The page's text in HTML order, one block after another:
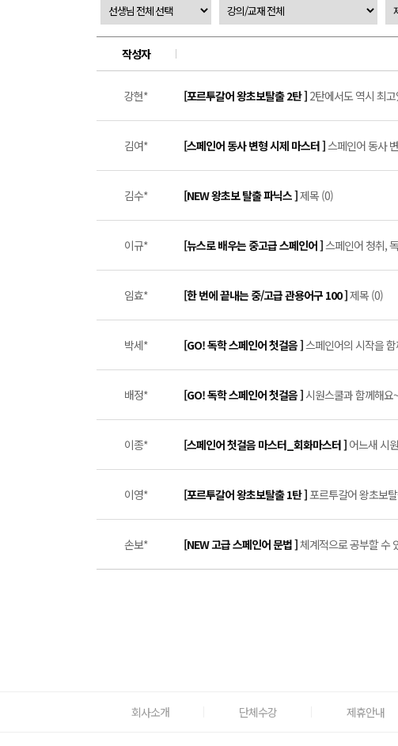
작성자
강현* [포르투갈어 왕초보탈출 2탄 ] 2탄에서도 역시 최
김여* [스페인어 동사 변형 시제 마스터 ]스페인어 동사
김수* [NEW 왕초보 탈출 파닉스 ]제목 (0)
이규* [뉴스로 배우는 중고급 스페인어 ]스페인어 청취,
임효* [한 번에 끝내는 중/고급 관용어구 100 ]제목 (0)
박세* [GO! 독학 스페인어 첫걸음 ]스페인어의 시작을
배정* [GO! 독학 스페인어 첫걸음 ]시원스쿨과 함께해요
이종* [스페인어 첫걸음 마스터_회화마스터 ] 어느새 시
이영* [포르투갈어 왕초보탈출 1탄 ]포르투갈어 왕초보
손보* [NEW 고급 스페인어 문법 ]체계적으로 공부할 수
회사소개 단체수강 제휴안내